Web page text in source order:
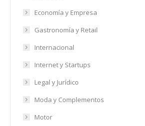
Economía y Empresa
Gastronomía y Retail
Internacional
Internet y Startups
Legal y Jurídico
Moda y Complementos
Motor